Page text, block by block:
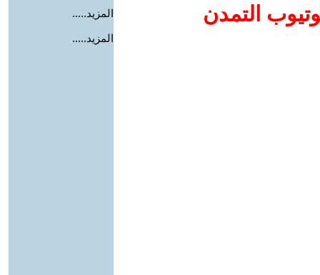
التمدن
المزيد.....
المزيد.....